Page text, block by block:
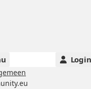
Login